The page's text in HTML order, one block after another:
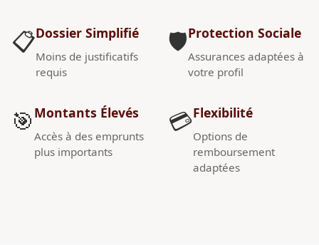
📋Dossier Simplifié
Moins de justificatifs
requis
🎯 Montants Élevés
Accès à des emprunts
plus importants
🛡️Protection Sociale
Assurances adaptées à
votre profil
💳Flexibilité
Options de
remboursement
adaptées